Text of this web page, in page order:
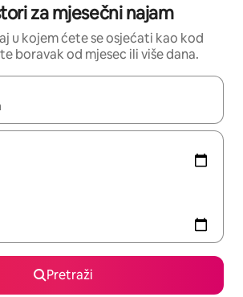
za mjesečni najam
u kojem ćete se osjećati kao kod
boravak od mjesec ili više dana.
rezultati, moći ćete ih pregledati
Pretraži